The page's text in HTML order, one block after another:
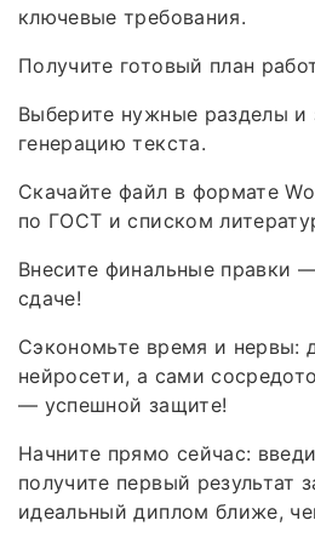
ключевые требования.
Получите готовый план
Выберите нужные разделы и
генерацию текста.
Скачайте файл в формате
по ГОСТ и списком
Внесите финальные правки
сдаче!
Сэкономьте время и нервы:
нейросети, а сами
— успешной защите!
Начните прямо сейчас:
получите первый результат
идеальный диплом ближе,